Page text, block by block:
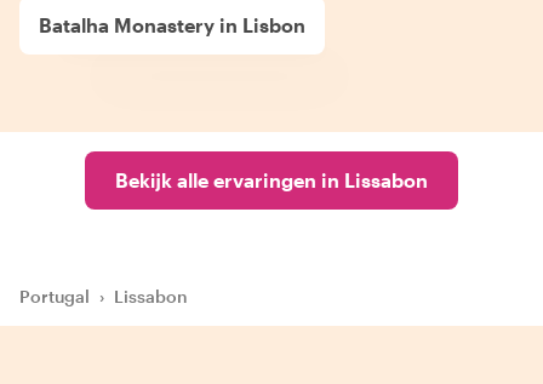
Batalha Monastery in Lisbon
Bekijk alle ervaringen in Lissabon
Portugal › Lissabon